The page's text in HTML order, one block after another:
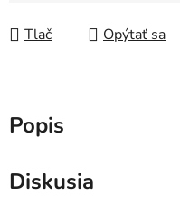
Tlač Opýtať sa
Popis
Diskusia